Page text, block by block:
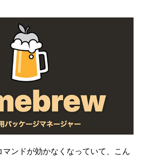
ンドが効かなくなっていて、こん